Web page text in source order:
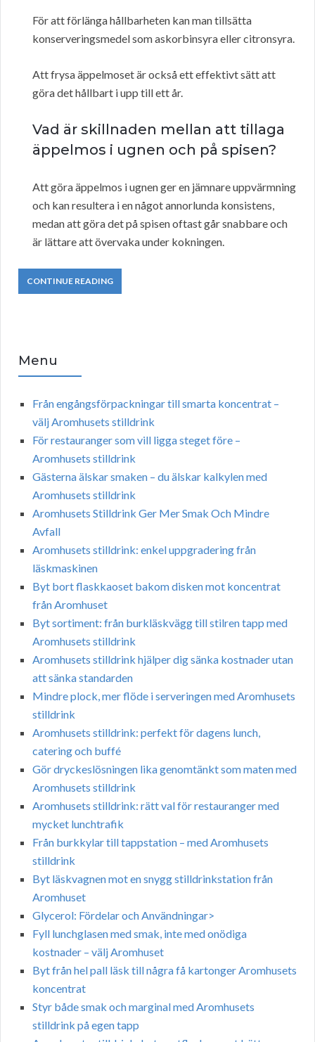
För att förlänga hållbarheten kan man tillsätta
konserveringsmedel som askorbinsyra eller citronsyra.
Att frysa äppelmoset är också ett effektivt sätt att
göra det hållbart i upp till ett år.
Vad är skillnaden mellan att tillaga
äppelmos i ugnen och på spisen?
Att göra äppelmos i ugnen ger en jämnare uppvärmning
och kan resultera i en något annorlunda konsistens,
medan att göra det på spisen oftast går snabbare och
är lättare att övervaka under kokningen.
CONTINUE READING
Menu
Från engångsförpackningar till smarta koncentrat –
välj Aromhusets stilldrink
För restauranger som vill ligga steget före –
Aromhusets stilldrink
Gästerna älskar smaken – du älskar kalkylen med
Aromhusets stilldrink
Aromhusets Stilldrink Ger Mer Smak Och Mindre
Avfall
Aromhusets stilldrink: enkel uppgradering från
läskmaskinen
Byt bort flaskkaoset bakom disken mot koncentrat
från Aromhuset
Byt sortiment: från burkläskvägg till stilren tapp med
Aromhusets stilldrink
Aromhusets stilldrink hjälper dig sänka kostnader utan
att sänka standarden
Mindre plock, mer flöde i serveringen med Aromhusets
stilldrink
Aromhusets stilldrink: perfekt för dagens lunch,
catering och buffé
Gör dryckeslösningen lika genomtänkt som maten med
Aromhusets stilldrink
Aromhusets stilldrink: rätt val för restauranger med
mycket lunchtrafik
Från burkkylar till tappstation – med Aromhusets
stilldrink
Byt läskvagnen mot en snygg stilldrinkstation från
Aromhuset
Glycerol: Fördelar och Användningar>
Fyll lunchglasen med smak, inte med onödiga
kostnader – välj Aromhuset
Byt från hel pall läsk till några få kartonger Aromhusets
koncentrat
Styr både smak och marginal med Aromhusets
stilldrink på egen tapp